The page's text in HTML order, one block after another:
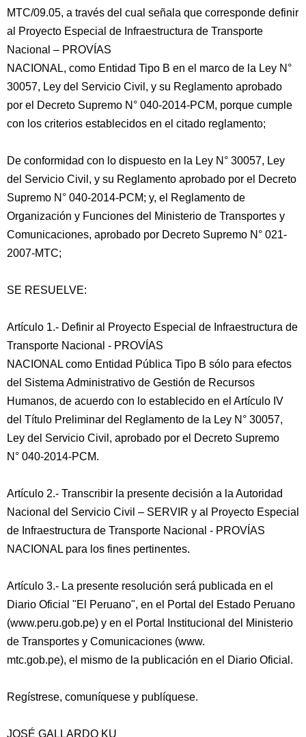
MTC/09.05, a través del cual señala que corresponde definir
al Proyecto Especial de Infraestructura de Transporte
Nacional – PROVÍAS
NACIONAL, como Entidad Tipo B en el marco de la Ley N°
30057, Ley del Servicio Civil, y su Reglamento aprobado
por el Decreto Supremo N° 040-2014-PCM, porque cumple
con los criterios establecidos en el citado reglamento;
De conformidad con lo dispuesto en la Ley N° 30057, Ley
del Servicio Civil, y su Reglamento aprobado por el Decreto
Supremo N° 040-2014-PCM; y, el Reglamento de
Organización y Funciones del Ministerio de Transportes y
Comunicaciones, aprobado por Decreto Supremo N° 021-
2007-MTC;
SE RESUELVE:
Artículo 1.- Definir al Proyecto Especial de Infraestructura de
Transporte Nacional - PROVÍAS
NACIONAL como Entidad Pública Tipo B sólo para efectos
del Sistema Administrativo de Gestión de Recursos
Humanos, de acuerdo con lo establecido en el Artículo IV
del Título Preliminar del Reglamento de la Ley N° 30057,
Ley del Servicio Civil, aprobado por el Decreto Supremo
N° 040-2014-PCM.
Artículo 2.- Transcribir la presente decisión a la Autoridad
Nacional del Servicio Civil – SERVIR y al Proyecto Especial
de Infraestructura de Transporte Nacional - PROVÍAS
NACIONAL para los fines pertinentes.
Artículo 3.- La presente resolución será publicada en el
Diario Oficial "El Peruano", en el Portal del Estado Peruano
(www.peru.gob.pe) y en el Portal Institucional del Ministerio
de Transportes y Comunicaciones (www.
mtc.gob.pe), el mismo de la publicación en el Diario Oficial.
Regístrese, comuníquese y publíquese.
JOSÉ GALLARDO KU